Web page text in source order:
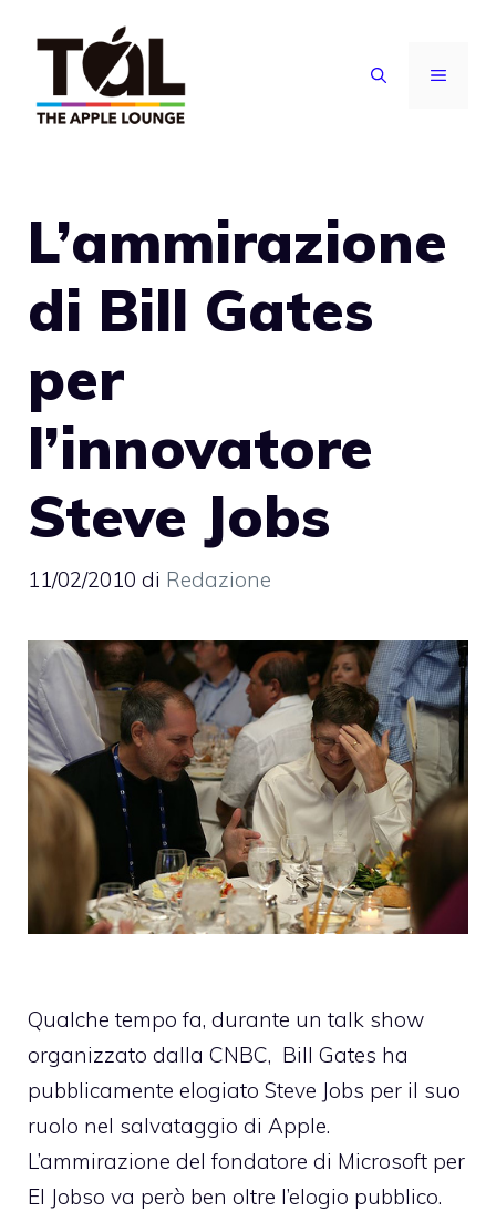
contenuto
MENU
L’ammirazione
di Bill Gates
per
l’innovatore
Steve Jobs
11/02/2010 di Redazione
Qualche tempo fa, durante un talk show
organizzato dalla CNBC, Bill Gates ha
pubblicamente elogiato Steve Jobs per il suo
ruolo nel salvataggio di Apple.
L’ammirazione del fondatore di Microsoft per
El Jobso va però ben oltre l’elogio pubblico.